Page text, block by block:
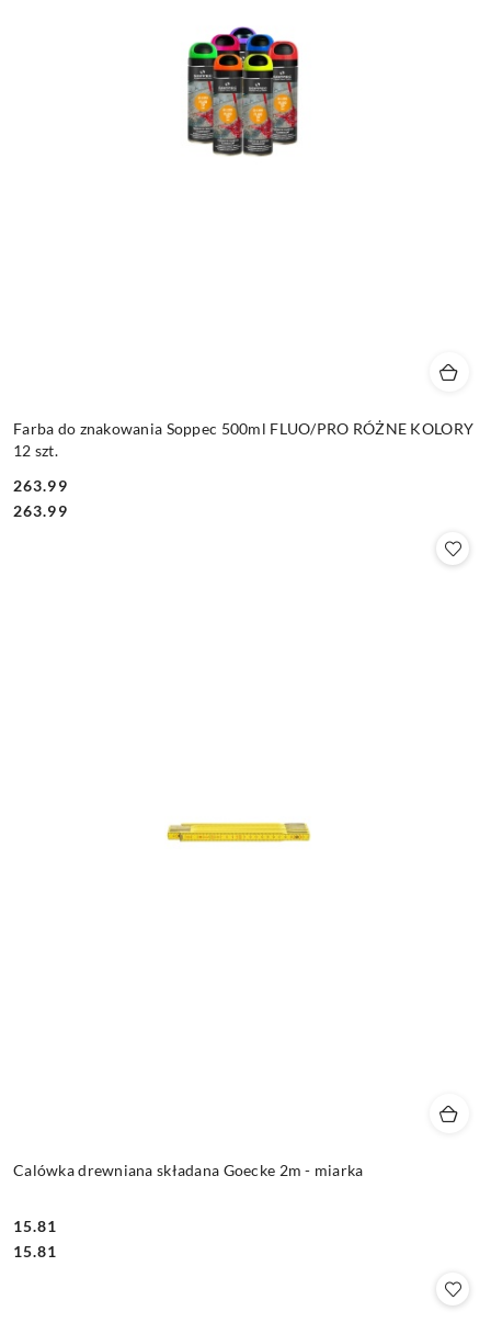
Farba do znakowania Soppec 500ml FLUO/PRO RÓŻNE KOLORY
12 szt.
Cena:
263.99
Cena:
263.99
Calówka drewniana składana Goecke 2m - miarka
Cena:
15.81
Cena:
15.81